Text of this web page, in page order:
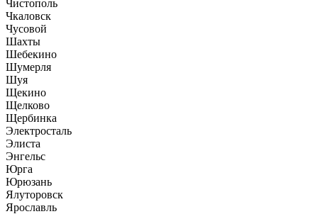
Чистополь
Чкаловск
Чусовой
Шахты
Шебекино
Шумерля
Шуя
Щекино
Щелково
Щербинка
Электросталь
Элиста
Энгельс
Юрга
Юрюзань
Ялуторовск
Ярославль